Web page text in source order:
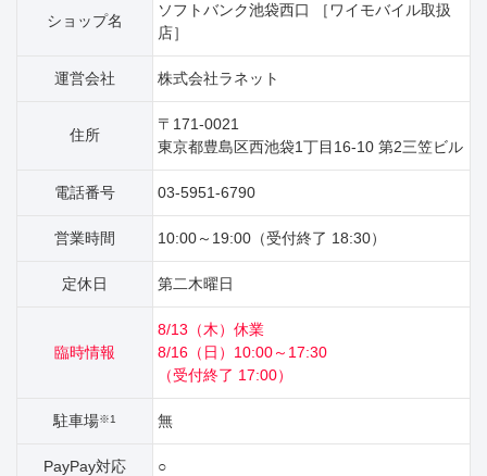
ショップ名
ソフトバンク池袋西口 ［ワイモバイル取扱
店］
運営会社 株式会社ラネット
住所
〒171-0021
東京都豊島区西池袋1丁目16‐10 第2三笠ビル
電話番号 03-5951-6790
営業時間 10:00～19:00（受付終了 18:30）
定休日 第二木曜日
臨時情報
8/13（木）休業
8/16（日）10:00～17:30
（受付終了 17:00）
駐車場※1 無
PayPay対応 ○